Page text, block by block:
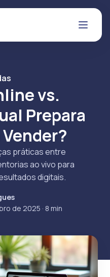
vs.
Prepara
práticas entre
ao vivo para
digitais.
de 2025 · 8 min